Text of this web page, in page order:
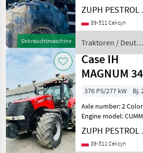
Gebrauchtmaschine
naprawy Sprzedam
Deutz Fahr Agrotron
z 2002 roku Cały w
problem elektryczny
prawdopod
ZUPH
89-511 Cekcyn
Traktoren / Deutz
Fahr
Case IH
MAGNUM
376 PS/277 kW Bj.
Axle number: 2
Engine model:
cylindrowy turbo --- Stan:
Używany - bardzo
stan Sprzęt różnego
ZUPH
89-511 Cekcyn